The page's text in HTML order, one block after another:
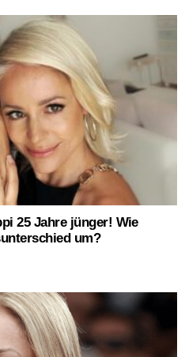
25 Jahre jünger! Wie
um?